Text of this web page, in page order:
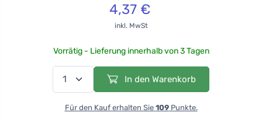
4,37 €
inkl. MwSt
Vorrätig - Lieferung innerhalb von 3 Tagen
In den Warenkorb
Für den Kauf erhalten Sie 109Punkte.